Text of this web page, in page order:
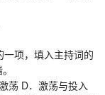
项，填入主持词的
D．激荡与投入